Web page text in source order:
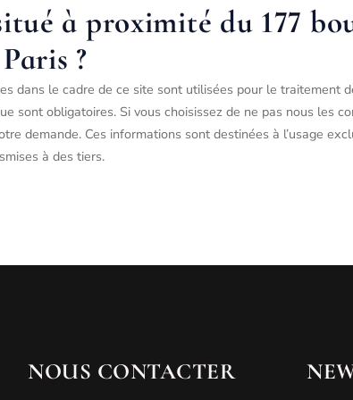
à proximité du 177
?
dans le cadre de ce site sont utilisées pour le traitement
sont obligatoires. Si vous choisissez de ne pas nous les
demande. Ces informations sont destinées à l’usage
à des tiers.
NOUS CONTACTER